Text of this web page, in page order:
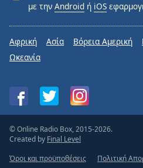
με την Android ή iOS
Αφρική Ασία Βόρεια Αμερική
Ωκεανία
© Online Radio Box, 2015-2026.
Created by Final Level
Όροι και προϋποθέσεις
Πολιτική